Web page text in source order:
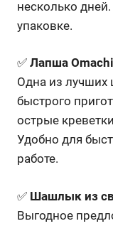
несколько
упаковке.
✅ Лапша Omachi
Одна из лучших
быстрого
острые
Удобно для
работе.
✅ Шашлык из
Выгодное